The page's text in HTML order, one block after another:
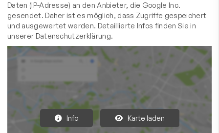
Daten (IP-Adresse) an den Anbieter, die Google Inc.
gesendet. Daher ist es möglich, dass Zugriffe gespeichert
und ausgewertet werden. Detaillierte Infos finden Sie in
unserer Datenschutzerklärung.
Info Karte laden